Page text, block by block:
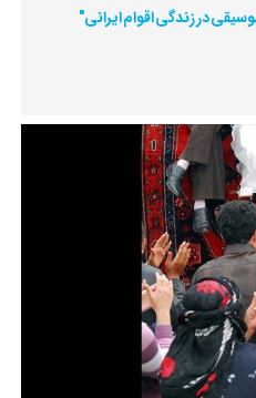
در زندگی اقوام ایرانی"